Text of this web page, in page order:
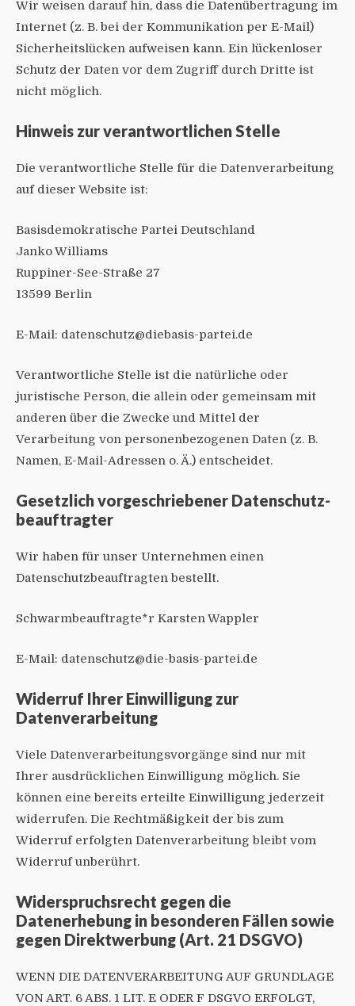
Wir weisen darauf hin, dass die Datenübertragung im
Internet (z. B. bei der Kommunikation per E-Mail)
Sicherheitslücken aufweisen kann. Ein lückenloser
Schutz der Daten vor dem Zugriff durch Dritte ist
nicht möglich.
Hinweis zur verantwortlichen Stelle
Die verantwortliche Stelle für die Datenverarbeitung
auf dieser Website ist:
Basisdemokratische Partei Deutschland
Janko Williams
Ruppiner-See-Straße 27
13599 Berlin
E-Mail: datenschutz@diebasis-partei.de
Verantwortliche Stelle ist die natürliche oder
juristische Person, die allein oder gemeinsam mit
anderen über die Zwecke und Mittel der
Verarbeitung von personenbezogenen Daten (z. B.
Namen, E-Mail-Adressen o. Ä.) entscheidet.
Gesetzlich vorgeschriebener Datenschutz­
beauftragter
Wir haben für unser Unternehmen einen
Datenschutzbeauftragten bestellt.
Schwarmbeauftragte*r Karsten Wappler
E-Mail: datenschutz@die-basis-partei.de
Widerruf Ihrer Einwilligung zur
Datenverarbeitung
Viele Datenverarbeitungsvorgänge sind nur mit
Ihrer ausdrücklichen Einwilligung möglich. Sie
können eine bereits erteilte Einwilligung jederzeit
widerrufen. Die Rechtmäßigkeit der bis zum
Widerruf erfolgten Datenverarbeitung bleibt vom
Widerruf unberührt.
Widerspruchsrecht gegen die
Datenerhebung in besonderen Fällen sowie
gegen Direktwerbung (Art. 21 DSGVO)
WENN DIE DATENVERARBEITUNG AUF GRUNDLAGE
VON ART. 6 ABS. 1 LIT. E ODER F DSGVO ERFOLGT,